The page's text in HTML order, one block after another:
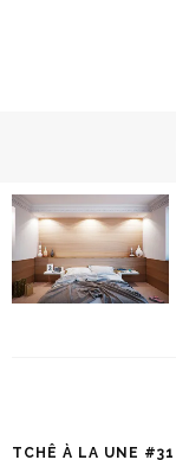
TCHÊ À LA UNE #31